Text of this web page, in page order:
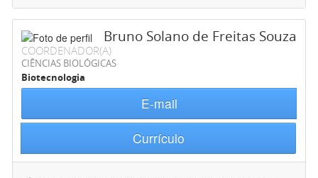
Bruno Solano de Freitas Souza
COORDENADOR(A)
CIÊNCIAS BIOLÓGICAS
Biotecnologia
E-mail
Currículo